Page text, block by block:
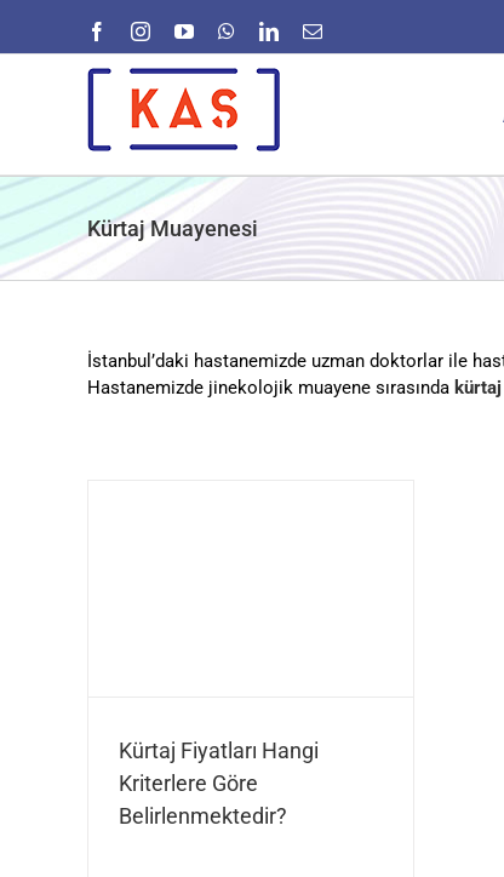
FacebookInstagramYouTubeWhatsApp
LinkedIn
E-
posta
Kürtaj Muayenesi
İstanbul’daki hastanemizde uzman doktorlar ile
Hastanemizde jinekolojik muayene sırasında
Kürtaj Fiyatları Hangi
Kriterlere Göre
Belirlenmektedir?